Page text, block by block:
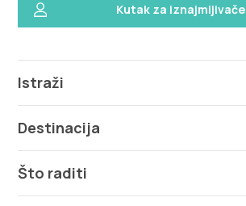
Kutak za iznajmljivače
Istraži
Destinacija
Što raditi